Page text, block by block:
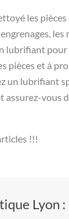
les pièces
les
lubrifiant
pièces et à
un lubrifiant
assurez-vous
!!!
Lyon :